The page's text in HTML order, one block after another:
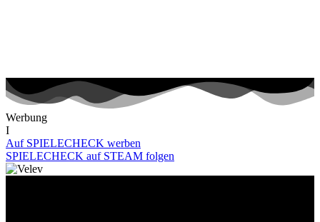
Werbung
I
Auf SPIELECHECK werben
SPIELECHECK auf STEAM folgen